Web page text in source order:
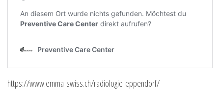
https://www.emma-swiss.ch/radiologie-eppendorf/